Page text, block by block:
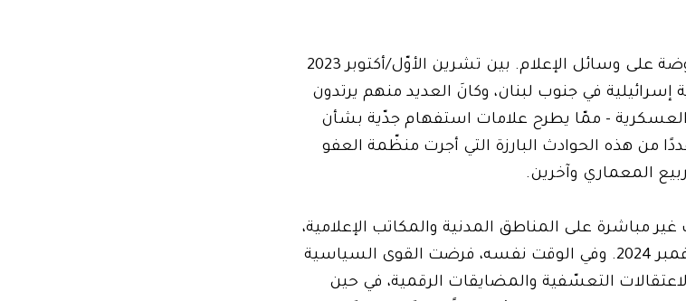
أدّت الأزمة السياسية والاقتصادية المستمرّة إلى تزايُد القيود المفروضة على وسائل الإعلام. بين تشرين الأوّل/أكتوبر 2023
جوّية إسرائيلية في جنوب لبنان، وكانَ العديد منهم يرتدون
- ممّا يطرح علامات استفهام جدّية بشأن
من هذه الحوادث البارزة التي أجرت منظّمة العفو
المعماري وآخرين.
مباشرة على المناطق المدنية والمكاتب الإعلامية،
واستمرّت الانتهاكات حتّى بعد وقف إطلاق النار في تشرين الثاني/نوفمبر 2024. وفي الوقت نفسه، فرضت القوى السياسية
التعسّفية والمضايقات الرقمية، في حين